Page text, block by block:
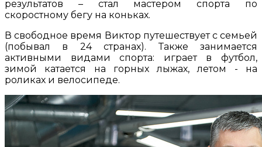
результатов – стал мастером спорта по
скоростному бегу на коньках.
В свободное время Виктор путешествует с семьей
(побывал в 24 странах). Также занимается
активными видами спорта: играет в футбол,
зимой катается на горных лыжах, летом - на
роликах и велосипеде.